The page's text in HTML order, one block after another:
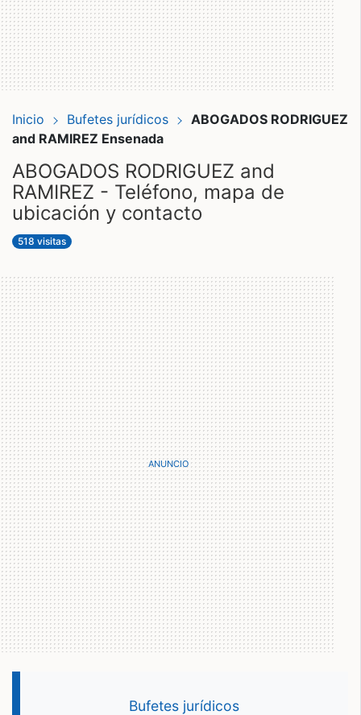
Inicio Bufetes jurídicos
ABOGADOS RODRIGUEZ
and RAMIREZ Ensenada
ABOGADOS RODRIGUEZ and
RAMIREZ - Teléfono, mapa de
ubicación y contacto
518 visitas
Bufetes jurídicos